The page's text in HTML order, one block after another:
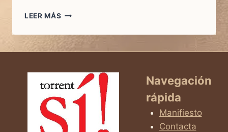
LEER MÁS AMPARO
“TENER
HIJOS
LO
QUE
REALMENTE
IMPORTA”
Navegación
rápida
Manifiesto
Contacta